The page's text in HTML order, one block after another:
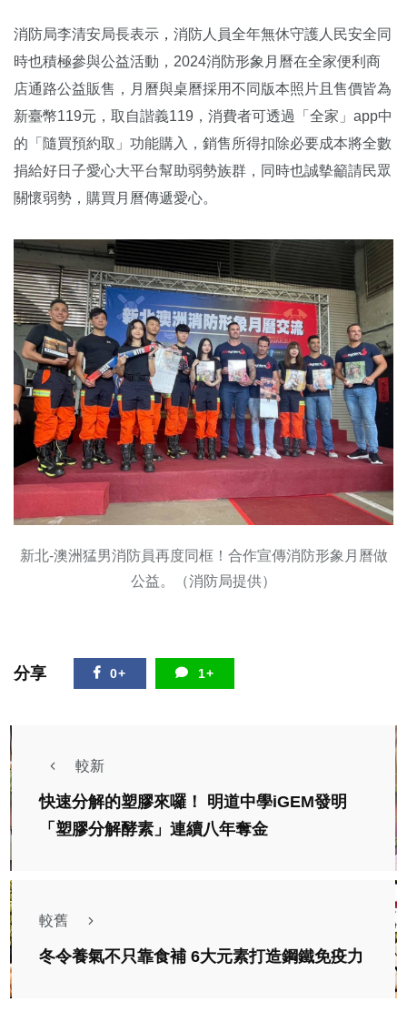
消防局李清安局長表示 ， 消防人員全年無休守護人民安全同
時也積極參與公益活動，2024消防形象月曆在全家便利商
店通路公益販售，月曆與桌曆採用不同版本照片且售價皆為
新臺幣119元，取自諧義119，消費者可透過「全家」app中
的「隨買預約取」功能購入，銷售所得扣除必要成本將全數
捐給好日子愛心大平台幫助弱勢族群，同時也誠摰籲請民眾
關懷弱勢，購買月曆傳遞愛心。
新北-澳洲猛男消防員再度同框！合作宣傳消防形象月曆做
公益。（消防局提供）
分享 0+ 1+
較新
快速分解的塑膠來囉！ 明道中學iGEM發明
「塑膠分解酵素」連續八年奪金
較舊
冬令養氣不只靠食補 6大元素打造鋼鐵免疫力